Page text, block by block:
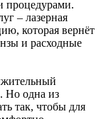
процедурами.
– лазерная
которая вернёт
и расходные
Но одна из
так, чтобы для